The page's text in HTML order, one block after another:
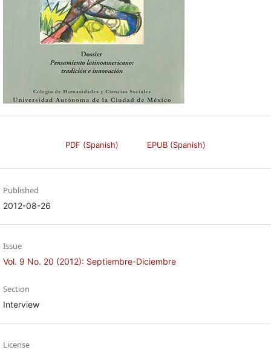
PDF (Spanish) EPUB (Spanish)
Published
2012-08-26
Issue
Vol. 9 No. 20 (2012): Septiembre-Diciembre
Section
Interview
License